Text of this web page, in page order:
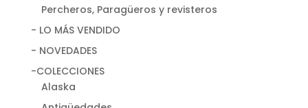
Percheros, Paragüeros y revisteros
- LO MÁS VENDIDO
- NOVEDADES
-COLECCIONES
Alaska